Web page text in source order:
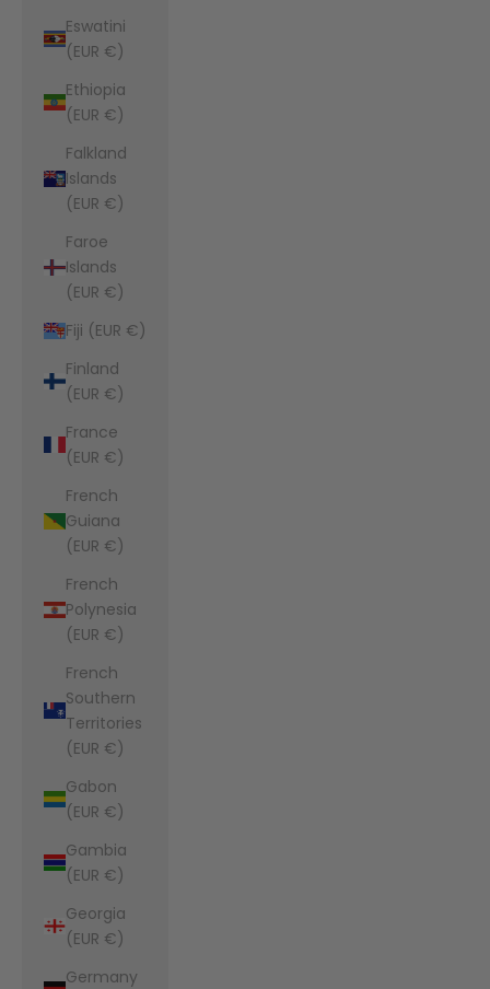
Eswatini
(EUR €)
Ethiopia
(EUR €)
Falkland
Islands
(EUR €)
Faroe
Islands
(EUR €)
Fiji (EUR €)
Finland
(EUR €)
France
(EUR €)
French
Guiana
(EUR €)
French
Polynesia
(EUR €)
French
Southern
Territories
(EUR €)
Gabon
(EUR €)
Gambia
(EUR €)
Georgia
(EUR €)
Germany